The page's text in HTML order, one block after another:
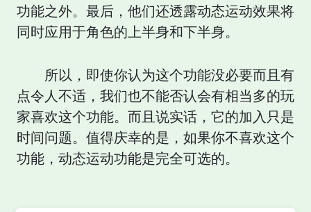
功能之外。最后，他们还透露动态运动效果将
同时应用于角色的上半身和下半身。
所以，即使你认为这个功能没必要而且有
点令人不适，我们也不能否认会有相当多的玩
家喜欢这个功能。而且说实话，它的加入只是
时间问题。值得庆幸的是，如果你不喜欢这个
功能，动态运动功能是完全可选的。